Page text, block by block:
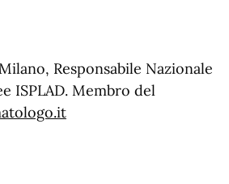
Responsabile Nazionale
ISPLAD. Membro del